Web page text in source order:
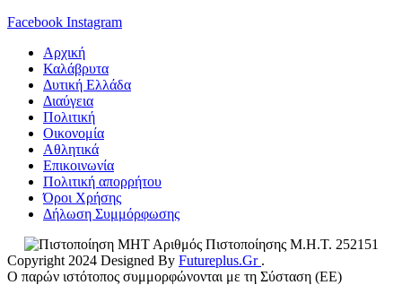
Facebook Instagram
Αρχική
Καλάβρυτα
Δυτική Ελλάδα
Διαύγεια
Πολιτική
Οικονομία
Αθλητικά
Επικοινωνία
Πολιτική απορρήτου
Όροι Χρήσης
Δήλωση Συμμόρφωσης
Αριθμός Πιστοποίησης Μ.Η.Τ. 252151
Copyright 2024 Designed By Futureplus.Gr .
Ο παρών ιστότοπος συμμορφώνονται με τη Σύσταση (ΕΕ)